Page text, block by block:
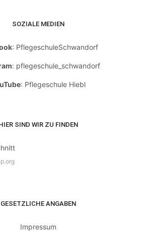
SOZIALE MEDIEN
: PflegeschuleSchwandorf
: pflegeschule_schwandorf
: Pflegeschule Hiebl
SIND WIR ZU FINDEN
GESETZLICHE ANGABEN
Impressum